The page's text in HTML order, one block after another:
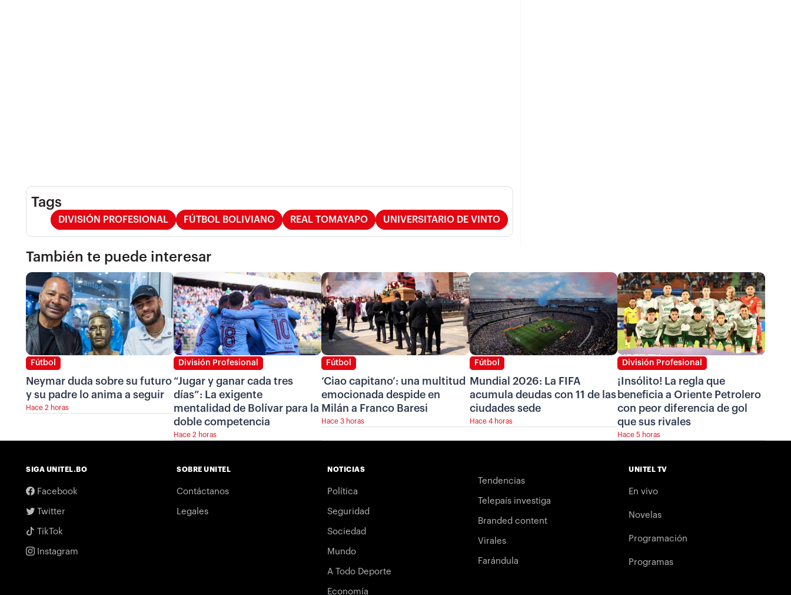
Tags
DIVISIÓN PROFESIONAL FÚTBOL BOLIVIANO REAL TOMAYAPO UNIVERSITARIO DE VINTO
También te puede interesar
Fútbol
Neymar duda sobre su futuro
y su padre lo anima a seguir
Hace 2 horas
División Profesional
“Jugar y ganar cada tres
días”: La exigente
mentalidad de Bolívar para la
doble competencia
Hace 2 horas
Fútbol
‘Ciao capitano’: una multitud
emocionada despide en
Milán a Franco Baresi
Hace 3 horas
Fútbol
Mundial 2026: La FIFA
acumula deudas con 11 de las
ciudades sede
Hace 4 horas
División Profesional
¡Insólito! La regla que
beneficia a Oriente Petrolero
con peor diferencia de gol
que sus rivales
Hace 5 horas
SIGA UNITEL.BO
Facebook
Twitter
TikTok
Instagram
SOBRE UNITEL
Contáctanos
Legales
NOTICIAS
Política
Seguridad
Sociedad
Mundo
A Todo Deporte
Economía
Tendencias
Telepaís investiga
Branded content
Virales
Farándula
UNITEL TV
En vivo
Novelas
Programación
Programas